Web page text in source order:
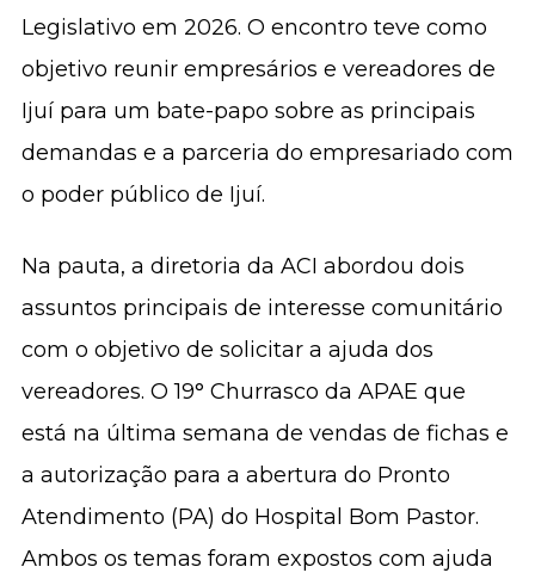
Legislativo em 2026. O encontro teve como
objetivo reunir empresários e vereadores de
Ijuí para um bate-papo sobre as principais
demandas e a parceria do empresariado com
o poder público de Ijuí.
Na pauta, a diretoria da ACI abordou dois
assuntos principais de interesse comunitário
com o objetivo de solicitar a ajuda dos
vereadores. O 19° Churrasco da APAE que
está na última semana de vendas de fichas e
a autorização para a abertura do Pronto
Atendimento (PA) do Hospital Bom Pastor.
Ambos os temas foram expostos com ajuda